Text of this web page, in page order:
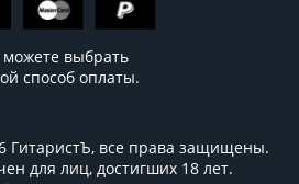
выбрать
способ оплаты.
ГитаристЪ, все права защищены.
для лиц, достигших 18 лет.